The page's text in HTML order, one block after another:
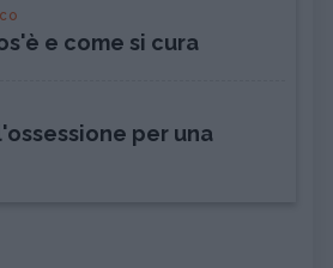
e come si cura
per una